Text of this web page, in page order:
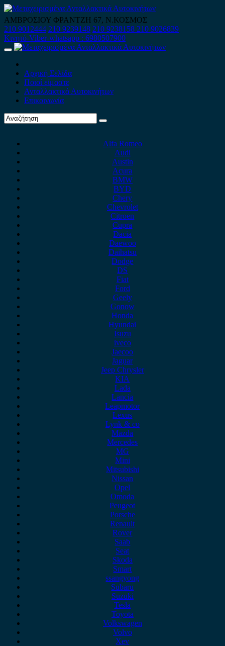
Skip
to
content
ΑΜΒΡΟΣΙΟΥ ΦΡΑΝΤΖΗ 67, Ν.ΚΟΣΜΟΣ
210 9012444 210 9239148 210 9238158 210 9026839
Κινητό-Viber-whatsapp : 6980507900
Primary
Αρχική Σελίδα
Ποιοί είμαστε
Ανταλλακτικά Αυτοκινήτων
Επικοινωνία
Alfa Romeo
Audi
Austin
Acura
BMW
BYD
Chery
Chevrolet
Citroen
Cupra
Dacia
Daewoo
Daihatsu
Dodge
DS
Fiat
Ford
Geely
Gonow
Honda
Hyundai
Isuzu
iveco
Jaecoo
Jaguar
Jeep Chrysler
KIA
Lada
Lancia
Leapmotor
Lexus
Lynk & co
Mazda
Mercedes
MG
Mini
Mitsubishi
Nissan
Opel
Omoda
Peugeot
Porsche
Renault
Rover
Saab
Seat
Skoda
Smart
ssangyong
Subaru
Suzuki
Tesla
Toyota
Volkswagen
Volvo
Xev